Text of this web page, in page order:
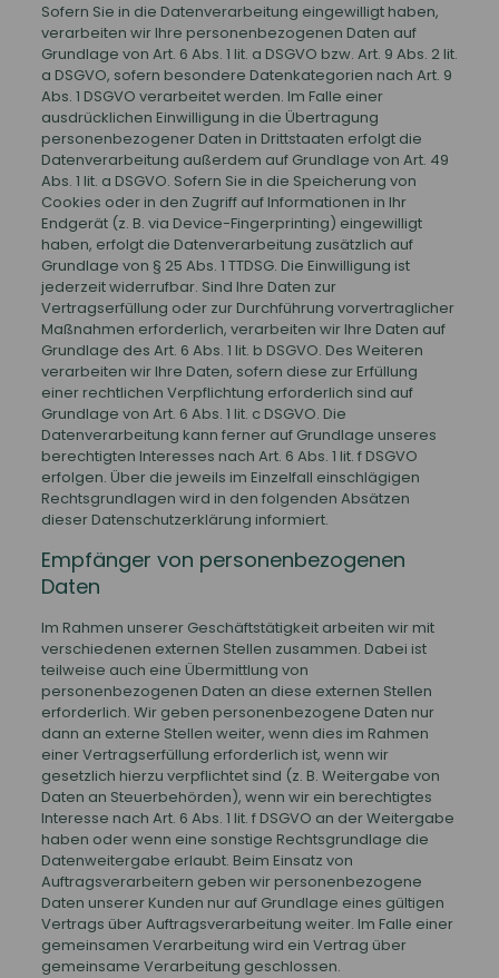
Sofern Sie in die Datenverarbeitung eingewilligt haben,
verarbeiten wir Ihre personenbezogenen Daten auf
Grundlage von Art. 6 Abs. 1 lit. a DSGVO bzw. Art. 9 Abs. 2 lit.
a DSGVO, sofern besondere Datenkategorien nach Art. 9
Abs. 1 DSGVO verarbeitet werden. Im Falle einer
ausdrücklichen Einwilligung in die Übertragung
personenbezogener Daten in Drittstaaten erfolgt die
Datenverarbeitung außerdem auf Grundlage von Art. 49
Abs. 1 lit. a DSGVO. Sofern Sie in die Speicherung von
Cookies oder in den Zugriff auf Informationen in Ihr
Endgerät (z. B. via Device-Fingerprinting) eingewilligt
haben, erfolgt die Datenverarbeitung zusätzlich auf
Grundlage von § 25 Abs. 1 TTDSG. Die Einwilligung ist
jederzeit widerrufbar. Sind Ihre Daten zur
Vertragserfüllung oder zur Durchführung vorvertraglicher
Maßnahmen erforderlich, verarbeiten wir Ihre Daten auf
Grundlage des Art. 6 Abs. 1 lit. b DSGVO. Des Weiteren
verarbeiten wir Ihre Daten, sofern diese zur Erfüllung
einer rechtlichen Verpflichtung erforderlich sind auf
Grundlage von Art. 6 Abs. 1 lit. c DSGVO. Die
Datenverarbeitung kann ferner auf Grundlage unseres
berechtigten Interesses nach Art. 6 Abs. 1 lit. f DSGVO
erfolgen. Über die jeweils im Einzelfall einschlägigen
Rechtsgrundlagen wird in den folgenden Absätzen
dieser Datenschutzerklärung informiert.
Empfänger von personenbezogenen
Daten
Im Rahmen unserer Geschäftstätigkeit arbeiten wir mit
verschiedenen externen Stellen zusammen. Dabei ist
teilweise auch eine Übermittlung von
personenbezogenen Daten an diese externen Stellen
erforderlich. Wir geben personenbezogene Daten nur
dann an externe Stellen weiter, wenn dies im Rahmen
einer Vertragserfüllung erforderlich ist, wenn wir
gesetzlich hierzu verpflichtet sind (z. B. Weitergabe von
Daten an Steuerbehörden), wenn wir ein berechtigtes
Interesse nach Art. 6 Abs. 1 lit. f DSGVO an der Weitergabe
haben oder wenn eine sonstige Rechtsgrundlage die
Datenweitergabe erlaubt. Beim Einsatz von
Auftragsverarbeitern geben wir personenbezogene
Daten unserer Kunden nur auf Grundlage eines gültigen
Vertrags über Auftragsverarbeitung weiter. Im Falle einer
gemeinsamen Verarbeitung wird ein Vertrag über
gemeinsame Verarbeitung geschlossen.